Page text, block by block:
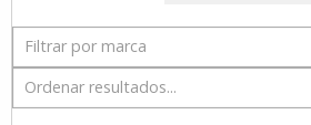
Filtrar por marca
Ordenar resultados...